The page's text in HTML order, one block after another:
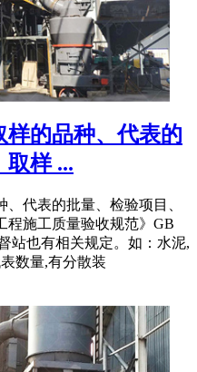
的品种、代表的
取样 ...
代表的批量、检验项目、
程施工质量验收规范》GB
站也有相关规定。如：水泥,
数量,有分散装